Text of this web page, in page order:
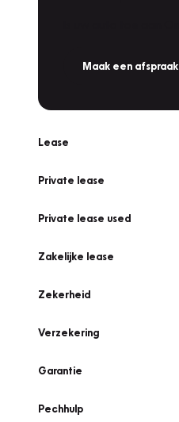
Maak een afspraak
Lease
Private lease
Private lease used
Zakelijke lease
Zekerheid
Verzekering
Garantie
Pechhulp